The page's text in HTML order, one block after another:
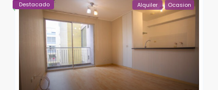
Alquiler Ocasion
Destacado